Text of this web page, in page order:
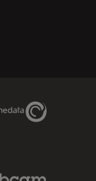
Genedata Link